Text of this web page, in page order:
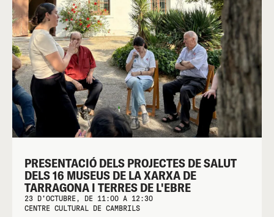
PRESENTACIÓ DELS PROJECTES DE SALUT
DELS 16 MUSEUS DE LA XARXA DE
TARRAGONA I TERRES DE L'EBRE
23 D'OCTUBRE, DE 11:00 A 12:30
CENTRE CULTURAL DE CAMBRILS